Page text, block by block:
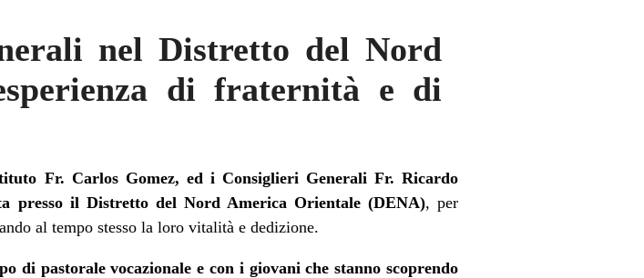
nel Distretto del Nord
di fraternità e di
Fr. Carlos Gomez, ed i Consiglieri Generali Fr. Ricardo
presso il Distretto del Nord America Orientale (DENA), per
al tempo stesso la loro vitalità e dedizione.
di pastorale vocazionale e con i giovani che stanno scoprendo